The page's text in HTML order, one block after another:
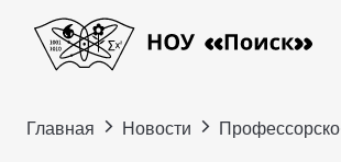
Главная > Новости >